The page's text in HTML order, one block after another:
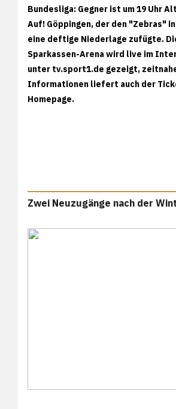
Bundesliga: Gegner ist um 19 Uhr
Auf! Göppingen, der den "Zebras"
eine deftige Niederlage zufügte.
Sparkassen-Arena wird live im
unter tv.sport1.de gezeigt,
Informationen liefert auch der
Homepage.
Zwei Neuzugänge nach der